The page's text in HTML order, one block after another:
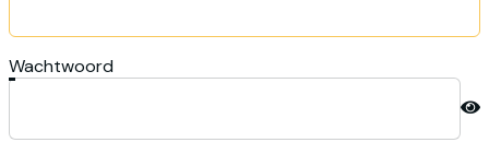
Wachtwoord